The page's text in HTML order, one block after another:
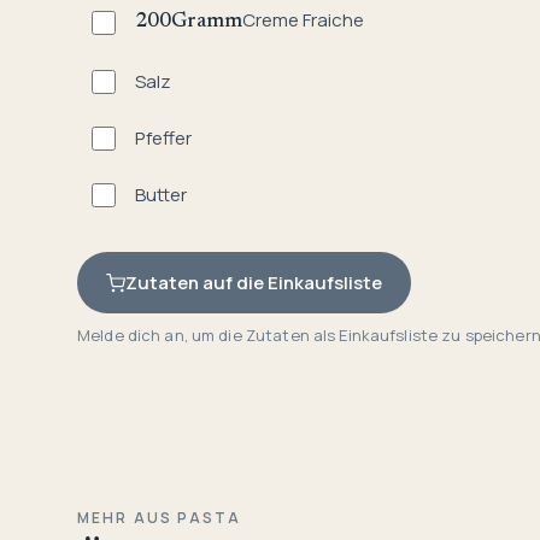
200GrammCreme Fraiche
Salz
Pfeffer
Butter
Zutaten auf die Einkaufsliste
Melde dich an, um die Zutaten als Einkaufsliste zu
MEHR AUS PASTA